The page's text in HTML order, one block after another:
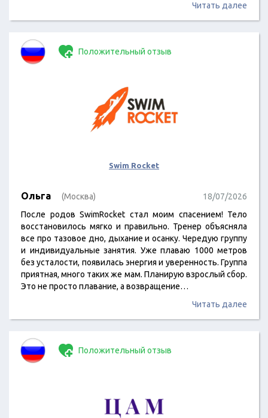
Читать далее
Положительный отзыв
Swim Rocket
Ольга (Москва)
18/07/2026
После родов SwimRocket стал моим спасением! Тело
восстановилось мягко и правильно. Тренер объясняла
все про тазовое дно, дыхание и осанку. Чередую группу
и индивидуальные занятия. Уже плаваю 1000 метров
без усталости, появилась энергия и уверенность. Группа
приятная, много таких же мам. Планирую взрослый сбор.
Это не просто плавание, а возвращение…
Читать далее
Положительный отзыв